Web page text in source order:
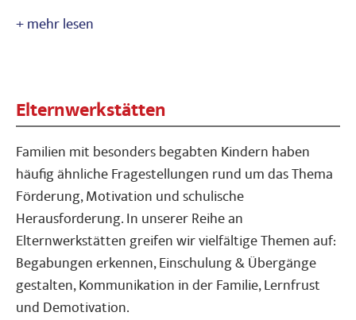
Elternwerkstätten
Familien mit besonders begabten Kindern haben
häufig ähnliche Fragestellungen rund um das Thema
Förderung, Motivation und schulische
Herausforderung. In unserer Reihe an
Elternwerkstätten greifen wir vielfältige Themen auf:
Begabungen erkennen, Einschulung & Übergänge
gestalten, Kommunikation in der Familie, Lernfrust
und Demotivation.